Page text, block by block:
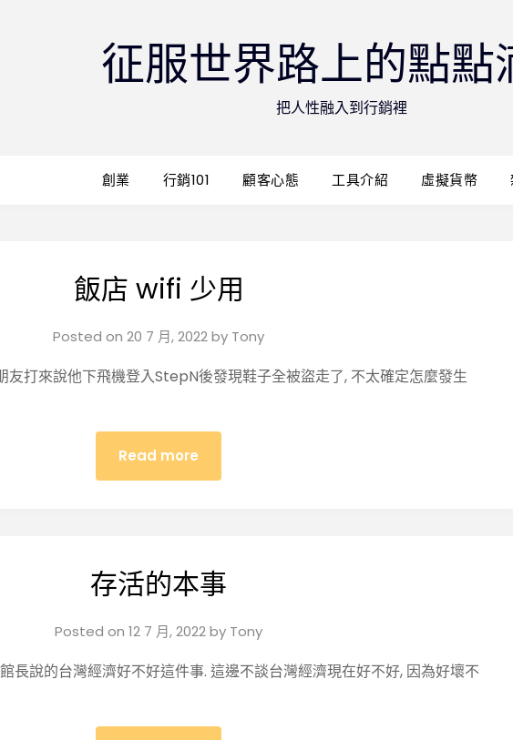
征服世界路上的點點
把人性融入到行銷裡
創業 行銷101 顧客心態 工具介紹 虛擬貨幣
飯店 wifi 少用
Posted on20 7 月, 2022by Tony
友打來說他下飛機登入StepN後發現鞋子全被盜走了, 不太確定怎麼發生
Read more
存活的本事
Posted on12 7 月, 2022by Tony
長說的台灣經濟好不好這件事. 這邊不談台灣經濟現在好不好, 因為好壞不